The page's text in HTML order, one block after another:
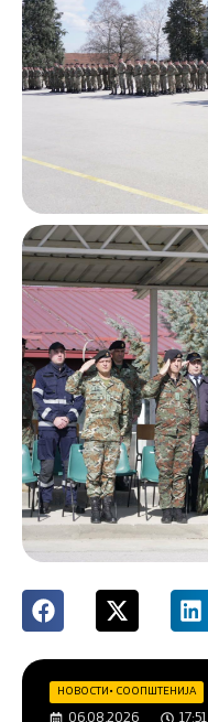
НОВОСТИ• СООПШТЕНИЈА
06.08.2026 17:51